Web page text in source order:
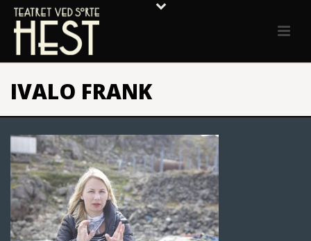
IVALO FRANK